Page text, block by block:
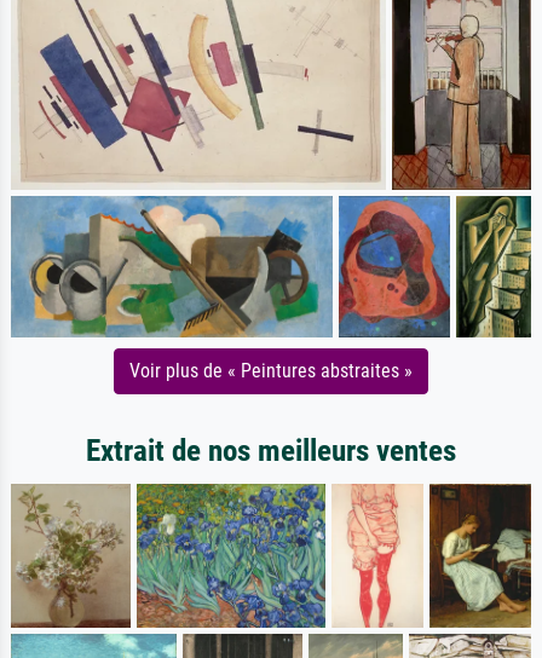
Voir plus de « Peintures abstraites »
Extrait de nos meilleurs ventes